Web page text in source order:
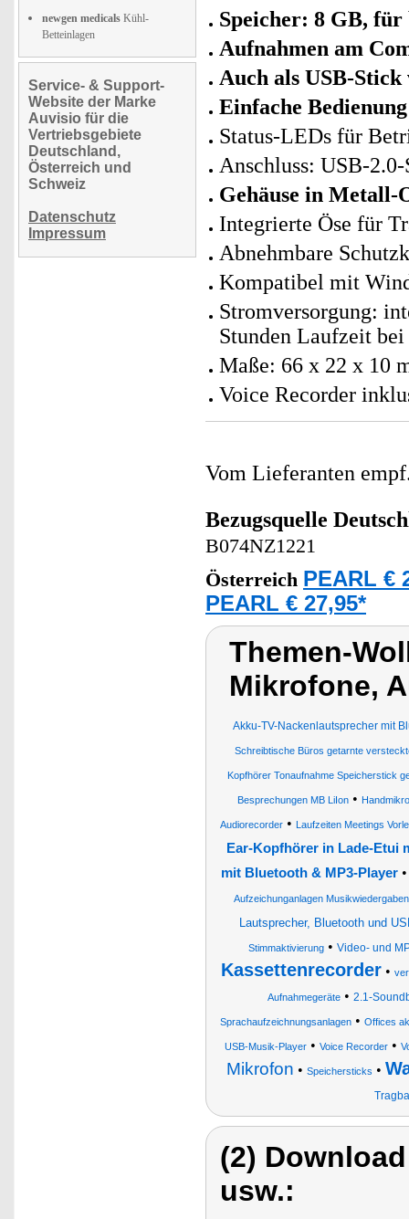
newgen medicals Kühl-
Betteinlagen
Service- & Support-
Website der Marke
Auvisio für die
Vertriebsgebiete
Deutschland,
Österreich und
Schweiz
Datenschutz
Impressum
Speicher: 8 GB, für
Aufnahmen am
Auch als USB-
Einfache Bedienung
Status-LEDs für
Anschluss: USB-
Gehäuse in Metall-
Integrierte Öse für
Abnehmbare
Kompatibel mit
Stromversorgung:
Stunden Laufzeit
Maße: 66 x 22 x 10
Voice Recorder
Vom Lieferanten
Bezugsquelle
B074NZ1221
Österreich PEARL €
PEARL € 27,95*
Themen-
Mikrofone,
Akku-TV-Nackenlautsprecher mit
Schreibtische Büros getarnte
Kopfhörer Tonaufnahme Speicherstick
Besprechungen MB LiIon •
Audiorecorder• Laufzeiten Meetings
Ear-Kopfhörer in Lade-Etui
mit Bluetooth & MP3-Player
Aufzeichunganlagen
Lautsprecher, Bluetooth und
Stimmaktivierung• Video- und
Kassettenrecorder •
Aufnahmegeräte• 2.1-
Sprachaufzeichnungsanlagen • Offices
USB-Musik-Player• Voice Recorder•
Mikrofon • Speichersticks •
(2)
usw.: